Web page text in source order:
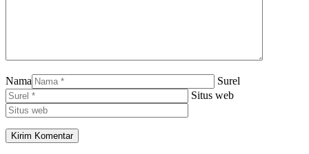
Nama
Surel
Situs web